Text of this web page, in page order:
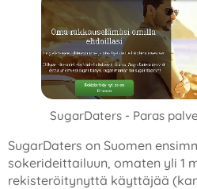
SugarDaters - Paras
SugarDaters on Suomen
sokerideittailuun, omaten yli 1
rekisteröitynyttä käyttäjää